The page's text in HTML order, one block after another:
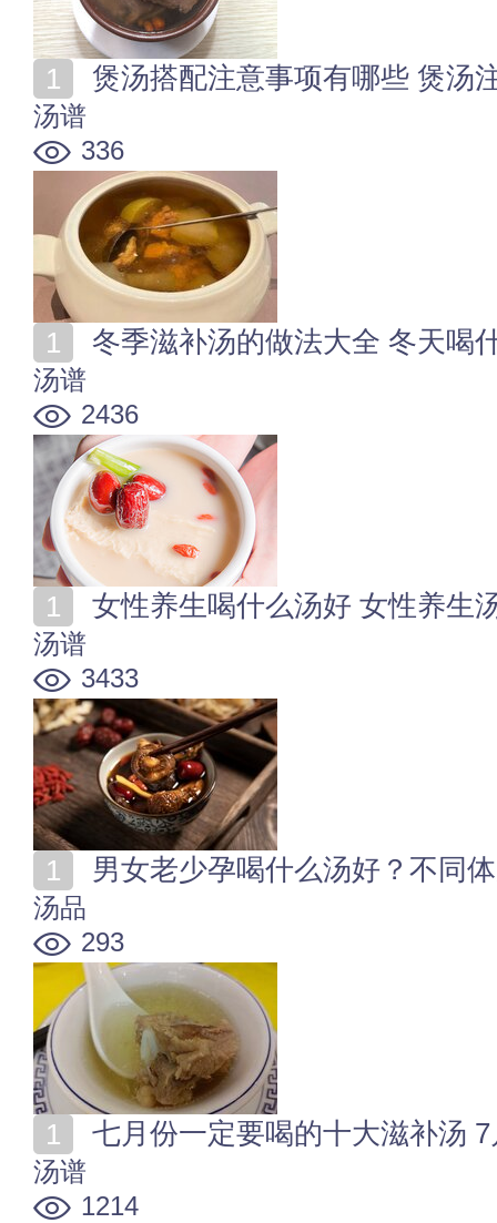
煲汤搭配注意事项有哪些 煲汤
汤谱
336
冬季滋补汤的做法大全 冬天喝
汤谱
2436
女性养生喝什么汤好 女性养生
汤谱
3433
男女老少孕喝什么汤好？不同
汤品
293
七月份一定要喝的十大滋补汤
汤谱
1214